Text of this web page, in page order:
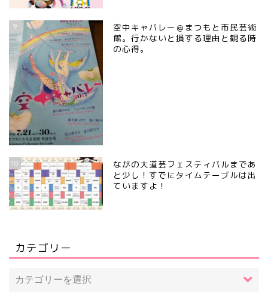
9
空中キャバレー＠まつもと市民芸術
館。行かないと損する理由と観る時
の心得。
10
ながの大道芸フェスティバルまであ
と少し！すでにタイムテーブルは出
ていますよ！
カテゴリー